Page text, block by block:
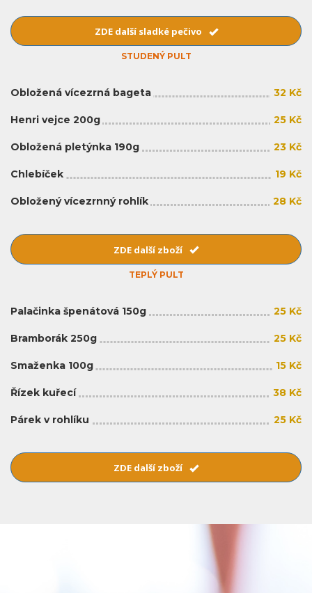
ZDE další sladké pečivo
STUDENÝ PULT
Obložená vícezrná bageta 32 Kč
Henri vejce 200g 25 Kč
Obložená pletýnka 190g 23 Kč
Chlebíček 19 Kč
Obložený vícezrnný rohlík 28 Kč
ZDE další zboží
TEPLÝ PULT
Palačinka špenátová 150g 25 Kč
Bramborák 250g 25 Kč
Smaženka 100g 15 Kč
Řízek kuřecí 38 Kč
Párek v rohlíku 25 Kč
ZDE další zboží